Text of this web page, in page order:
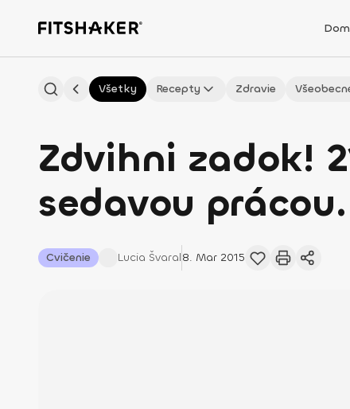
Všetky Recepty Zdravie
Zdvihni zadok!
sedavou prácou.
Cvičenie Lucia Švaral8. Mar 2015